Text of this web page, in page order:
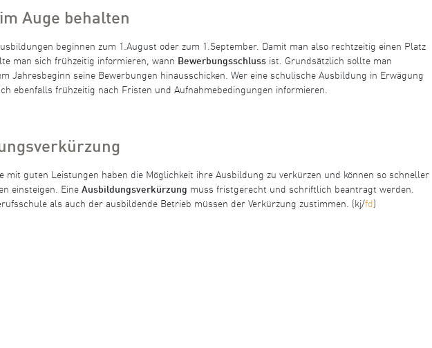
Auge behalten
beginnen zum 1.August oder zum 1.September. Damit man also rechtzeitig einen Platz
man sich frühzeitig informieren, wann Bewerbungsschluss ist. Grundsätzlich sollte man
Jahresbeginn seine Bewerbungen hinausschicken. Wer eine schulische Ausbildung in Erwägung
ebenfalls frühzeitig nach Fristen und Aufnahmebedingungen informieren.
mit guten Leistungen haben die Möglichkeit ihre Ausbildung zu verkürzen und können so schneller
einsteigen. Eine Ausbildungsverkürzung muss fristgerecht und schriftlich beantragt werden.
als auch der ausbildende Betrieb müssen der Verkürzung zustimmen. (kj/fd